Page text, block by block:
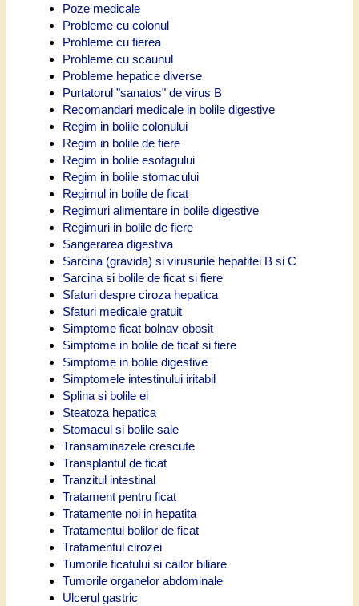
Poze medicale
Probleme cu colonul
Probleme cu fierea
Probleme cu scaunul
Probleme hepatice diverse
Purtatorul "sanatos" de virus B
Recomandari medicale in bolile digestive
Regim in bolile colonului
Regim in bolile de fiere
Regim in bolile esofagului
Regim in bolile stomacului
Regimul in bolile de ficat
Regimuri alimentare in bolile digestive
Regimuri in bolile de fiere
Sangerarea digestiva
Sarcina (gravida) si virusurile hepatitei B si C
Sarcina si bolile de ficat si fiere
Sfaturi despre ciroza hepatica
Sfaturi medicale gratuit
Simptome ficat bolnav obosit
Simptome in bolile de ficat si fiere
Simptome in bolile digestive
Simptomele intestinului iritabil
Splina si bolile ei
Steatoza hepatica
Stomacul si bolile sale
Transaminazele crescute
Transplantul de ficat
Tranzitul intestinal
Tratament pentru ficat
Tratamente noi in hepatita
Tratamentul bolilor de ficat
Tratamentul cirozei
Tumorile ficatului si cailor biliare
Tumorile organelor abdominale
Ulcerul gastric